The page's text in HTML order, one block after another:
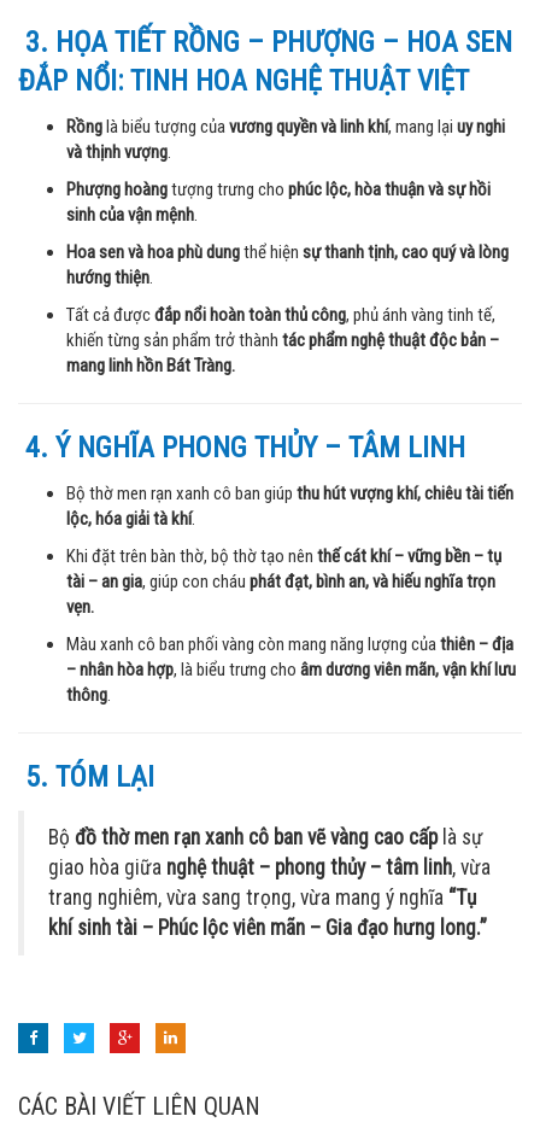
3. HỌA TIẾT RỒNG – PHƯỢNG – HOA SEN
ĐẮP NỔI: TINH HOA NGHỆ THUẬT VIỆT
Rồnglà biểu tượng củavương quyền và linh khí, mang lại uy nghi
và thịnh vượng.
Phượng hoàngtượng trưng cho phúc lộc, hòa thuận và sự hồi
sinh của vận mệnh.
Hoa sen và hoa phù dungthể hiện sự thanh tịnh, cao quý và lòng
hướng thiện.
Tất cả đượcđắp nổi hoàn toàn thủ công, phủ ánh vàng tinh tế,
khiến từng sản phẩm trở thành tác phẩm nghệ thuật độc bản –
mang linh hồn Bát Tràng.
4. Ý NGHĨA PHONG THỦY – TÂM LINH
Bộ thờ men rạn xanh cô ban giúp thu hút vượng khí, chiêu tài tiến
lộc, hóa giải tà khí.
Khi đặt trên bàn thờ, bộ thờ tạo nên thế cát khí – vững bền – tụ
tài – an gia, giúp con cháu phát đạt, bình an, và hiếu nghĩa trọn
vẹn.
Màu xanh cô ban phối vàng còn mang năng lượng củathiên – địa
– nhân hòa hợp, là biểu trưng cho âm dương viên mãn, vận khí lưu
thông.
5. TÓM LẠI
Bộ đồ thờ men rạn xanh cô ban vẽ vàng cao cấplà sự
giao hòa giữa nghệ thuật – phong thủy – tâm linh, vừa
trang nghiêm, vừa sang trọng, vừa mang ý nghĩa “Tụ
khí sinh tài – Phúc lộc viên mãn – Gia đạo hưng long.”
CÁC BÀI VIẾT LIÊN QUAN